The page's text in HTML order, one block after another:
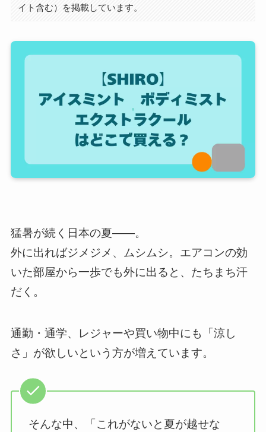
イト含む）を掲載しています。
猛暑が続く日本の夏――。
外に出ればジメジメ、ムシムシ。エアコンの効
いた部屋から一歩でも外に出ると、たちまち汗
だく。
通勤・通学、レジャーや買い物中にも「涼し
さ」が欲しいという方が増えています。
そんな中、「これがないと夏が越せな